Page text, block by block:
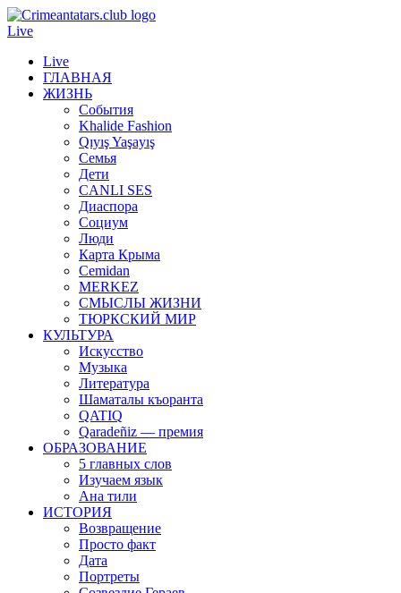
Live
Live
ГЛАВНАЯ
ЖИЗНЬ
События
Khalide Fashion
Qıyış Yaşayış
Семья
Дети
CANLI SES
Диаспора
Социум
Люди
Карта Крыма
Cemidan
МERKEZ
СМЫСЛЫ ЖИЗНИ
ТЮРКСКИЙ МИР
КУЛЬТУРА
Искусство
Музыка
Литература
Шаматалы къоранта
QATIQ
Qaradeñiz — премия
ОБРАЗОВАНИЕ
5 главных слов
Изучаем язык
Ана тили
ИСТОРИЯ
Возвращение
Просто факт
Дата
Портреты